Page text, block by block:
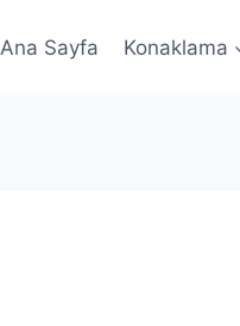
Ana Sayfa Konaklama